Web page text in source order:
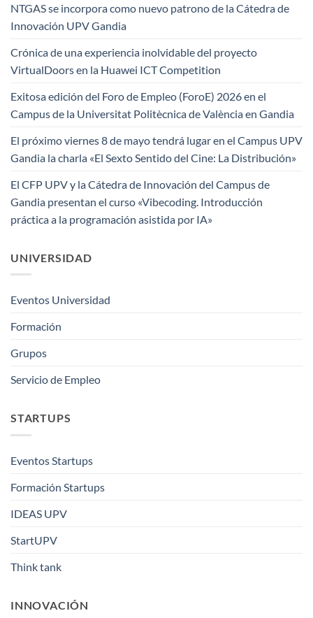
NTGAS se incorpora como nuevo patrono de la Cátedra de
Innovación UPV Gandia
Crónica de una experiencia inolvidable del proyecto
VirtualDoors en la Huawei ICT Competition
Exitosa edición del Foro de Empleo (ForoE) 2026 en el
Campus de la Universitat Politècnica de València en Gandia
El próximo viernes 8 de mayo tendrá lugar en el Campus UPV
Gandia la charla «El Sexto Sentido del Cine: La Distribución»
El CFP UPV y la Cátedra de Innovación del Campus de
Gandia presentan el curso «Vibecoding. Introducción
práctica a la programación asistida por IA»
UNIVERSIDAD
Eventos Universidad
Formación
Grupos
Servicio de Empleo
STARTUPS
Eventos Startups
Formación Startups
IDEAS UPV
StartUPV
Think tank
INNOVACIÓN